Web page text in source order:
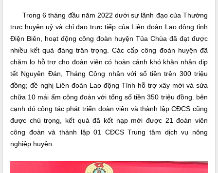
Trong 6 tháng đầu năm 2022 dưới sự lãnh đạo của Thường
trực huyện uỷ và chỉ đạo trực tiếp của Liên đoàn Lao động tỉnh
Điện Biên, hoạt động công đoàn huyện Tủa Chùa đã đạt được
nhiều kết quả đáng trân trọng. Các cấp công đoàn huyện đã
chăm lo hỗ trợ cho đoàn viên có hoàn cảnh khó khăn nhân dịp
tết Nguyên Đán, Tháng Công nhân với số tiền trên 300 triệu
đồng; đề nghị Liên đoàn Lao động Tỉnh hỗ trợ xây mới và sửa
chữa 10 mái ấm công đoàn với tổng số tiền 350 triệu đồng. bên
cạnh đó công tác phát triển đoàn viên và thành lập CĐCS cũng
được chú trọng, kết quả đã kết nạp mới được 21 đoàn viên
công đoàn và thành lập 01 CĐCS Trung tâm dịch vụ nông
nghiệp huyện.